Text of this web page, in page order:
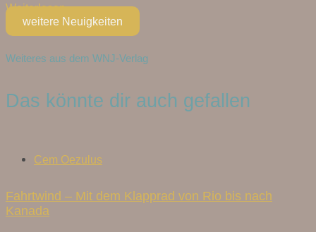
Weiterlesen »
weitere Neuigkeiten
Weiteres aus dem WNJ-Verlag
Das könnte dir auch gefallen
Cem Oezulus
Fahrtwind – Mit dem Klapprad von Rio bis nach
Kanada